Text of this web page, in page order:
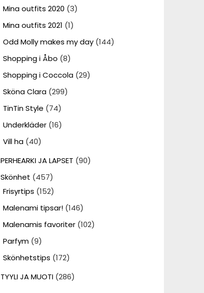
Mina outfits 2020 (3)
Mina outfits 2021 (1)
Odd Molly makes my day(144)
Shopping i Åbo (8)
Shopping i Coccola(29)
Sköna Clara(299)
TinTin Style (74)
Underkläder(16)
Vill ha(40)
PERHEARKI JA LAPSET (90)
Skönhet (457)
Frisyrtips (152)
Malenami tipsar!(146)
Malenamis favoriter(102)
Parfym(9)
Skönhetstips (172)
TYYLI JA MUOTI(286)